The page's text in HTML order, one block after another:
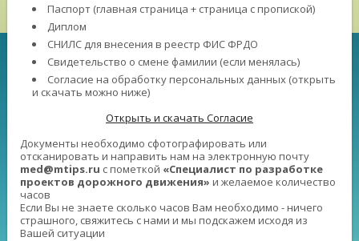
Паспорт (главная страница + страница с пропиской)
Диплом
СНИЛС для внесения в реестр ФИС ФРДО
Свидетельство о смене фамилии (если менялась)
Согласие на обработку персональных данных (открыть
и скачать можно ниже)
Открыть и скачать Согласие
Документы необходимо сфотографировать или
отсканировать и направить нам на электронную почту
med@mtips.ru с пометкой «Специалист по разработке
проектов дорожного движения» и желаемое количество
часов
Если Вы не знаете сколько часов Вам необходимо - ничего
страшного, свяжитесь с нами и мы подскажем исходя из
Вашей ситуации